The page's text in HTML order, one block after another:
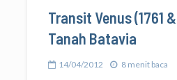
Transit Venus (1761
Tanah Batavia
14/04/2012 8 menit baca